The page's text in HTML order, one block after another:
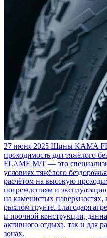
27 июня 2025 Шины KAMA
проходимость для тяжёлого
FLAME M/T — это
условиях тяжёлого
расчётом на высокую
повреждениям и
на каменистых поверхностях,
рыхлом грунте. Благодаря
и прочной конструкции,
активного отдыха, так и для
зонах.